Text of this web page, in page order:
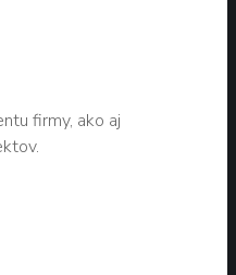
firmy, ako aj